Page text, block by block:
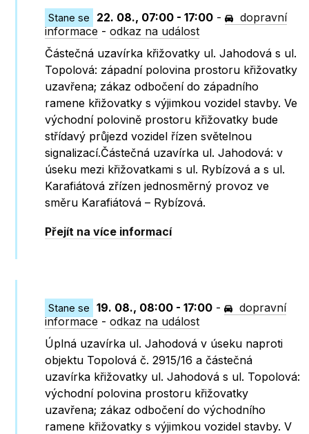
Stane se 22. 08., 07:00 - 17:00 -
dopravní
informace -odkaz na událost
Částečná uzavírka křižovatky ul. Jahodová s ul.
Topolová: západní polovina prostoru křižovatky
uzavřena; zákaz odbočení do západního
ramene křižovatky s výjimkou vozidel stavby. Ve
východní polovině prostoru křižovatky bude
střídavý průjezd vozidel řízen světelnou
signalizací.Částečná uzavírka ul. Jahodová: v
úseku mezi křižovatkami s ul. Rybízová a s ul.
Karafiátová zřízen jednosměrný provoz ve
směru Karafiátová – Rybízová.
Přejít na více informací
Stane se 19. 08., 08:00 - 17:00 -
dopravní
informace -odkaz na událost
Úplná uzavírka ul. Jahodová v úseku naproti
objektu Topolová č. 2915/16 a částečná
uzavírka křižovatky ul. Jahodová s ul. Topolová:
východní polovina prostoru křižovatky
uzavřena; zákaz odbočení do východního
ramene křižovatky s výjimkou vozidel stavby. V